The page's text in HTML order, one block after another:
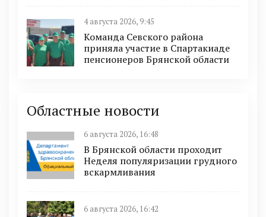
4 августа 2026, 9:45
Команда Севского района
приняла участие в Спартакиаде
пенсионеров Брянской области
Областные новости
6 августа 2026, 16:48
В Брянской области проходит
Неделя популяризации грудного
вскармливания
6 августа 2026, 16:42